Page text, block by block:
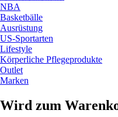
NBA
Basketbälle
Ausrüstung
US-Sportarten
Lifestyle
Körperliche Pflegeprodukte
Outlet
Marken
Wird zum